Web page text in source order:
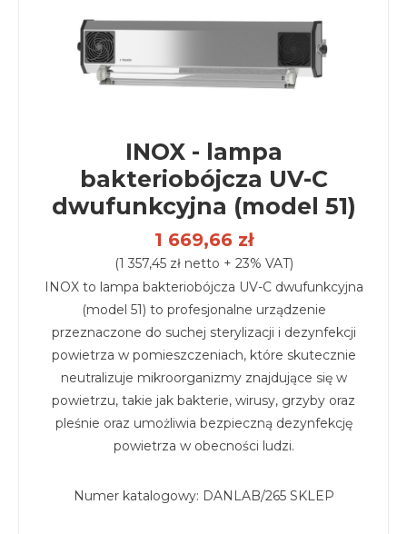
INOX - lampa
bakteriobójcza UV-C
dwufunkcyjna (model 51)
1 669,66 zł
(1 357,45 zł netto + 23% VAT)
INOX to lampa bakteriobójcza UV-C dwufunkcyjna
(model 51) to profesjonalne urządzenie
przeznaczone do suchej sterylizacji i dezynfekcji
powietrza w pomieszczeniach, które skutecznie
neutralizuje mikroorganizmy znajdujące się w
powietrzu, takie jak bakterie, wirusy, grzyby oraz
pleśnie oraz umożliwia bezpieczną dezynfekcję
powietrza w obecności ludzi.
Numer katalogowy: DANLAB/265 SKLEP